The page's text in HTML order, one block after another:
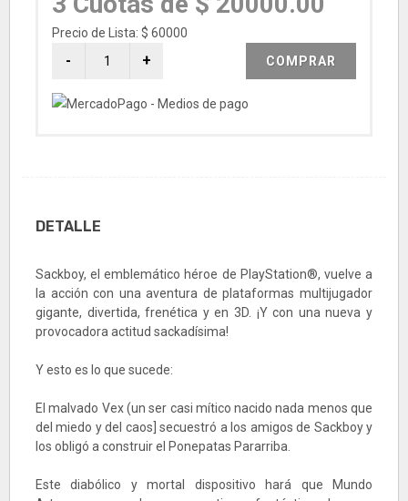
Precio de Lista: $ 60000
COMPRAR
DETALLE
Sackboy, el emblemático héroe de PlayStation®, vuelve a
la acción con una aventura de plataformas multijugador
gigante, divertida, frenética y en 3D. ¡Y con una nueva y
provocadora actitud sackadísima!
Y esto es lo que sucede:
El malvado Vex (un ser casi mítico nacido nada menos que
del miedo y del caos] secuestró a los amigos de Sackboy y
los obligó a construir el Ponepatas Pararriba.
Este diabólico y mortal dispositivo hará que Mundo